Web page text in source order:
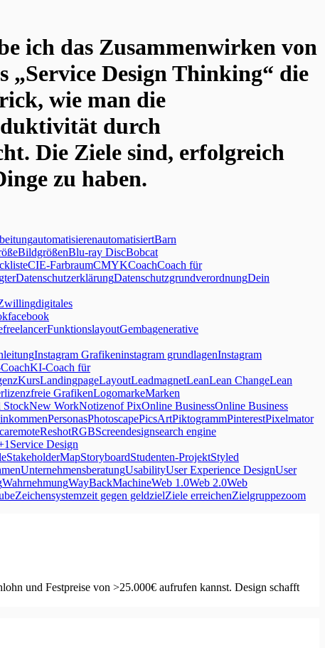
ich das Zusammenwirken von
„Service Design Thinking“ die
wie man die
durch
Die Ziele sind, erfolgreich
zu haben.
automatisierenautomatisiertBarn
BildgrößenBlu-ray DiscBobcat
CIE-FarbraumCMYKCoachCoach für
DatenschutzerklärungDatenschutzgrundverordnungDein
digitales
facebook
freelancerFunktionslayoutGembagenerative
Instagram Grafikeninstagram grundlagenInstagram
KI-Coach für
KursLandingpageLayoutLeadmagnetLeanLean ChangeLean
lizenzfreie GrafikenLogomarkeMarken
StockNew WorkNotizenof PixOnline BusinessOnline Business
PersonasPhotoscapePicsArtPiktogrammPinterestPixelmator
remoteReshotRGBScreendesignsearch engine
Service Design
StakeholderMapStoryboardStudenten-ProjektStyled
UnternehmensberatungUsabilityUser Experience DesignUser
WahrnehmungWayBackMachineWeb 1.0Web 2.0Web
Zeichensystemzeit gegen geldzielZiele erreichenZielgruppezoom
und Festpreise von >25.000€ aufrufen kannst. Design schafft